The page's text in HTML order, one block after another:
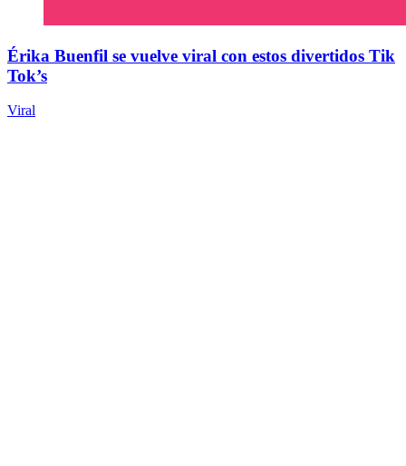
Érika Buenfil se vuelve viral con estos divertidos Tik
Tok’s
Viral